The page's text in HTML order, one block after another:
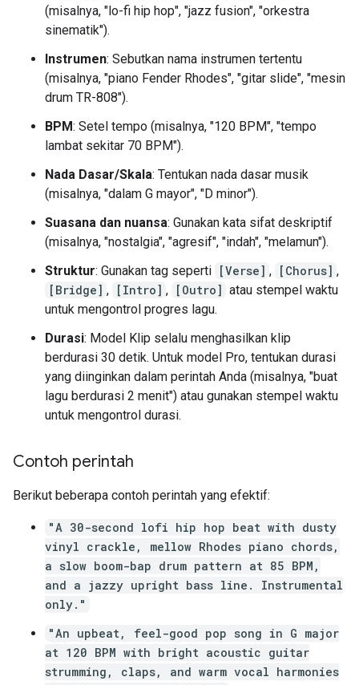
(misalnya, "lo-fi hip hop", "jazz fusion", "orkestra
sinematik").
Instrumen: Sebutkan nama instrumen tertentu
(misalnya, "piano Fender Rhodes", "gitar slide", "mesin
drum TR-808").
BPM: Setel tempo (misalnya, "120 BPM", "tempo
lambat sekitar 70 BPM").
Nada Dasar/Skala: Tentukan nada dasar musik
(misalnya, "dalam G mayor", "D minor").
Suasana dan nuansa: Gunakan kata sifat deskriptif
(misalnya, "nostalgia", "agresif", "indah", "melamun").
Struktur: Gunakan tag seperti [Verse] , [Chorus] ,
[Bridge] , [Intro] , [Outro] atau stempel waktu
untuk mengontrol progres lagu.
Durasi: Model Klip selalu menghasilkan klip
berdurasi 30 detik. Untuk model Pro, tentukan durasi
yang diinginkan dalam perintah Anda (misalnya, "buat
lagu berdurasi 2 menit") atau gunakan stempel waktu
untuk mengontrol durasi.
Contoh perintah
Berikut beberapa contoh perintah yang efektif:
"A 30-second lofi hip hop beat with dusty
vinyl crackle, mellow Rhodes piano chords,
a slow boom-bap drum pattern at 85 BPM,
and a jazzy upright bass line. Instrumental
only."
"An upbeat, feel-good pop song in G major
at 120 BPM with bright acoustic guitar
strumming, claps, and warm vocal harmonies